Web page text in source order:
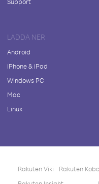
LADDA NER
Android
iPhone & iPad
Windows PC
Mac
Linux
Rakuten Viki Rakuten Kobo